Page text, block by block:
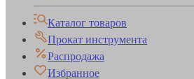
Каталог товаров
Прокат инструмента
Распродажа
Избранное